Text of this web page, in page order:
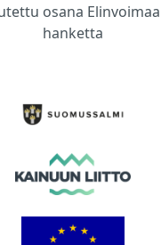
osana
hanketta